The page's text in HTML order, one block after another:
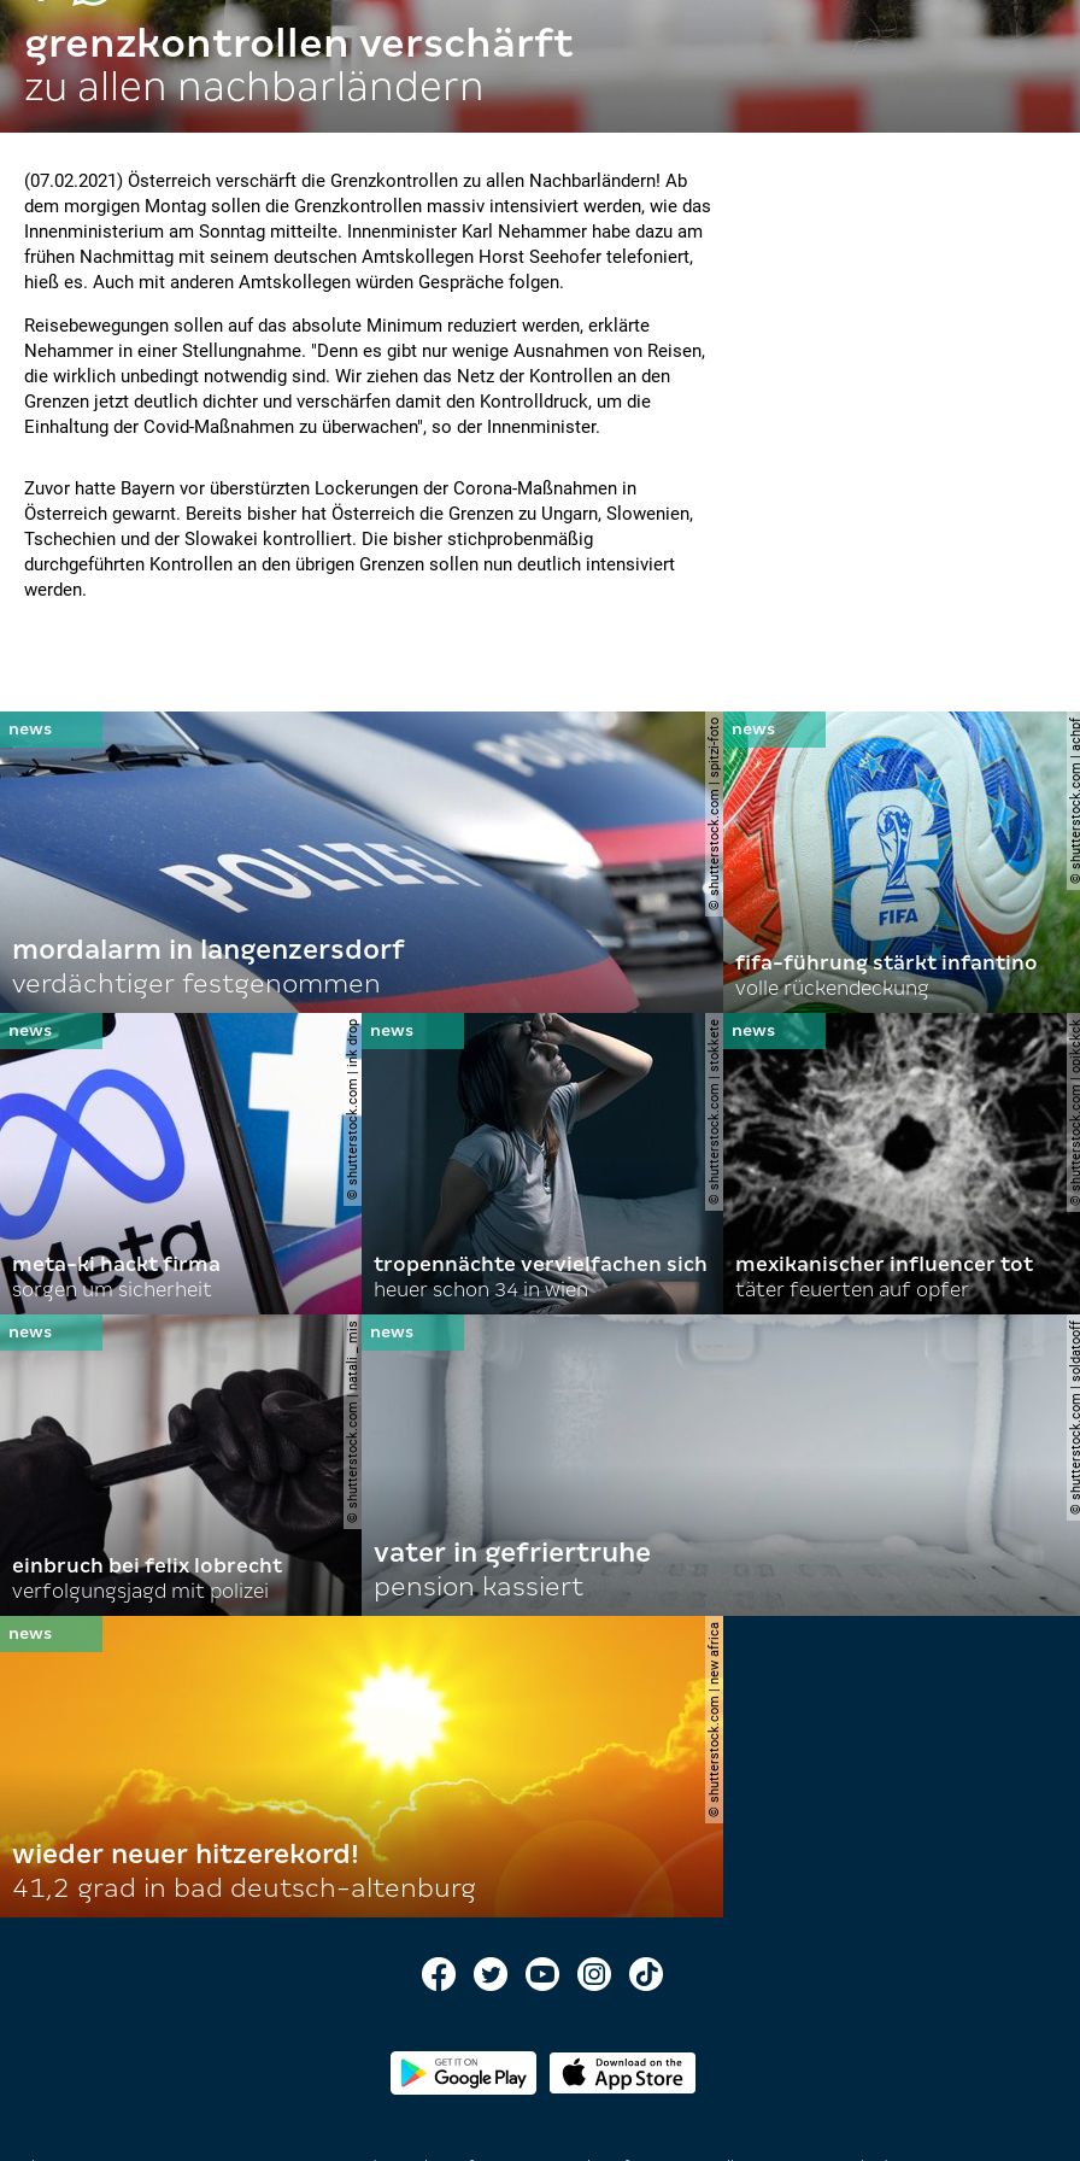
grenzkontrollen verschärft
zu allen nachbarländern
(07.02.2021) Österreich verschärft die Grenzkontrollen zu allen Nachbarländern! Ab
dem morgigen Montag sollen die Grenzkontrollen massiv intensiviert werden, wie das
Innenministerium am Sonntag mitteilte. Innenminister Karl Nehammer habe dazu am
frühen Nachmittag mit seinem deutschen Amtskollegen Horst Seehofer telefoniert,
hieß es. Auch mit anderen Amtskollegen würden Gespräche folgen.
Reisebewegungen sollen auf das absolute Minimum reduziert werden, erklärte
Nehammer in einer Stellungnahme. "Denn es gibt nur wenige Ausnahmen von Reisen,
die wirklich unbedingt notwendig sind. Wir ziehen das Netz der Kontrollen an den
Grenzen jetzt deutlich dichter und verschärfen damit den Kontrolldruck, um die
Einhaltung der Covid-Maßnahmen zu überwachen", so der Innenminister.
Zuvor hatte Bayern vor überstürzten Lockerungen der Corona-Maßnahmen in
Österreich gewarnt. Bereits bisher hat Österreich die Grenzen zu Ungarn, Slowenien,
Tschechien und der Slowakei kontrolliert. Die bisher stichprobenmäßig
durchgeführten Kontrollen an den übrigen Grenzen sollen nun deutlich intensiviert
werden.
© shutterstock.com | spitzi-foto
mordalarm in langenzersdorf
verdächtiger festgenommen
©
fifa-führung stärkt infantino
volle rückendeckung
© shutterstock.com | ink drop
meta-ki hackt firma
sorgen um sicherheit
© shutterstock.com | stokkete
tropennächte vervielfachen sich
heuer schon 34 in wien
©
mexikanischer influencer tot
täter feuerten auf opfer
© shutterstock.com | natali _ mis
einbruch bei felix lobrecht
verfolgungsjagd mit polizei
© shutterstock.com | soldatooff
vater in gefriertruhe
pension kassiert
© shutterstock.com | new africa
wieder neuer hitzerekord!
41,2 grad in bad deutsch-altenburg